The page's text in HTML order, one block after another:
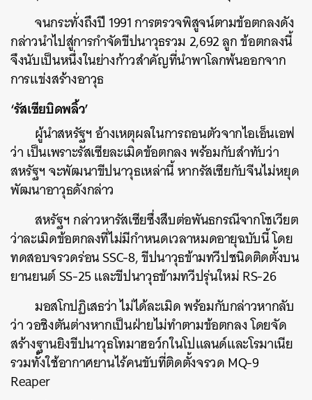
จนกระทั่งถึงปี 1991 การตรวจพิสูจน์ตามข้อตกลงดัง
กล่าวนำไปสู่การกำจัดขีปนาวุธรวม 2,692 ลูก ข้อตกลงนี้
จึงนับเป็นหนึ่งในย่างก้าวสำคัญที่นำพาโลกพ้นออกจาก
การแข่งสร้างอาวุธ
‘รัสเซียบิดพลิ้ว’
ผู้นำสหรัฐฯ อ้างเหตุผลในการถอนตัวจากไอเอ็นเอฟ
ว่า เป็นเพราะรัสเซียละเมิดข้อตกลง พร้อมกับสำทับว่า
สหรัฐฯ จะพัฒนาขีปนาวุธเหล่านี้ หากรัสเซียกับจีนไม่หยุด
พัฒนาอาวุธดังกล่าว
สหรัฐฯ กล่าวหารัสเซียซึ่งสืบต่อพันธกรณีจากโซเวียต
ว่าละเมิดข้อตกลงที่ไม่มีกำหนดเวลาหมดอายุฉบับนี้ โดย
ทดสอบจรวดร่อน SSC-8, ขีปนาวุธข้ามทวีปชนิดติดตั้งบน
ยานยนต์ SS-25 และขีปนาวุธข้ามทวีปรุ่นใหม่ RS-26
มอสโกปฏิเสธว่า ไม่ได้ละเมิด พร้อมกับกล่าวหากลับ
ว่า วอชิงตันต่างหากเป็นฝ่ายไม่ทำตามข้อตกลง โดยจัด
สร้างฐานยิงขีปนาวุธโทมาฮอว์กในโปแลนด์และโรมาเนีย
รวมทั้งใช้อากาศยานไร้คนขับที่ติดตั้งจรวด MQ-9
Reaper
ค้นหา
SHARE TWEET LINE EMAIL